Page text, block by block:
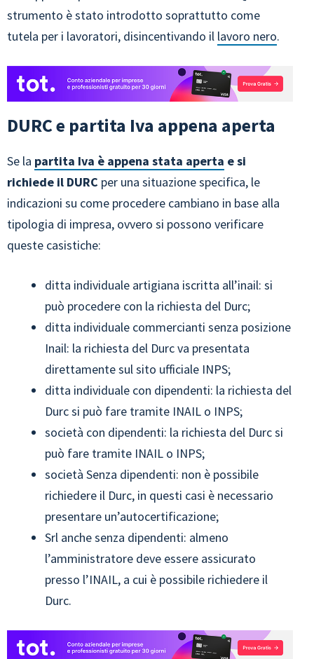
strumento è stato introdotto soprattutto come
tutela per i lavoratori, disincentivando il lavoro nero.
DURC e partita Iva appena aperta
Se la partita Iva è appena stata aperta e si
richiede il DURC per una situazione specifica, le
indicazioni su come procedere cambiano in base alla
tipologia di impresa, ovvero si possono verificare
queste casistiche:
ditta individuale artigiana iscritta all’inail: si
può procedere con la richiesta del Durc;
ditta individuale commercianti senza posizione
Inail: la richiesta del Durc va presentata
direttamente sul sito ufficiale INPS;
ditta individuale con dipendenti: la richiesta del
Durc si può fare tramite INAIL o INPS;
società con dipendenti: la richiesta del Durc si
può fare tramite INAIL o INPS;
società Senza dipendenti: non è possibile
richiedere il Durc, in questi casi è necessario
presentare un’autocertificazione;
Srl anche senza dipendenti: almeno
l’amministratore deve essere assicurato
presso l’INAIL, a cui è possibile richiedere il
Durc.